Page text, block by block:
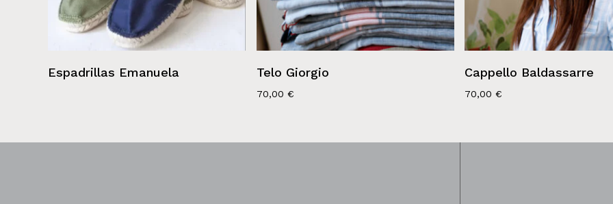
Espadrillas Emanuela Telo Giorgio
70,00 €
Cappello Baldassarre
70,00€